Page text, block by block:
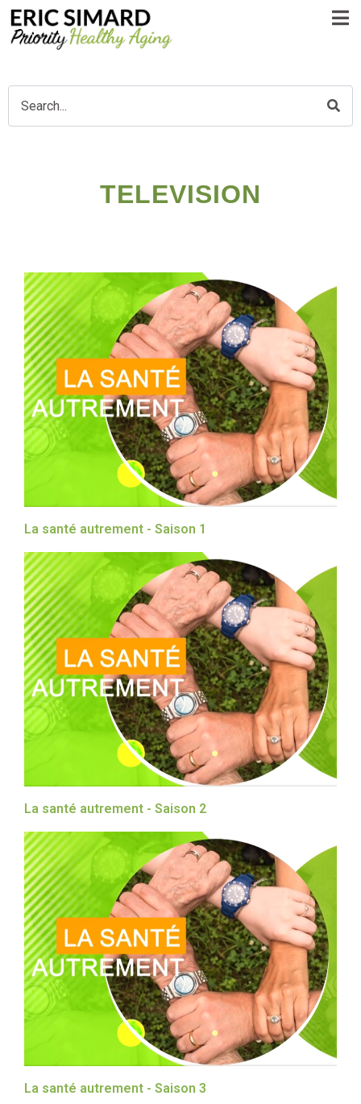
TELEVISION
La santé autrement - Saison 1
La santé autrement - Saison 2
La santé autrement - Saison 3